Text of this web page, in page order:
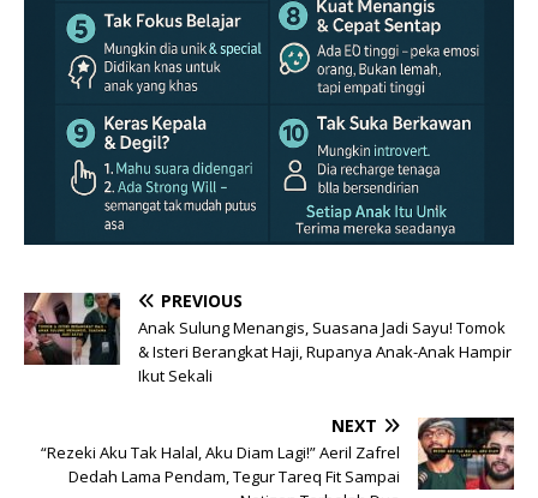
PREVIOUS
Anak Sulung Menangis, Suasana Jadi Sayu! Tomok
& Isteri Berangkat Haji, Rupanya Anak-Anak Hampir
Ikut Sekali
NEXT
“Rezeki Aku Tak Halal, Aku Diam Lagi!” Aeril Zafrel
Dedah Lama Pendam, Tegur Tareq Fit Sampai